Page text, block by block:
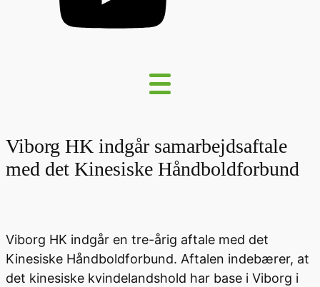
Viborg HK indgår samarbejdsaftale
med det Kinesiske Håndboldforbund
Viborg HK indgår en tre-årig aftale med det
Kinesiske Håndboldforbund. Aftalen indebærer, at
det kinesiske kvindelandshold har base i Viborg i